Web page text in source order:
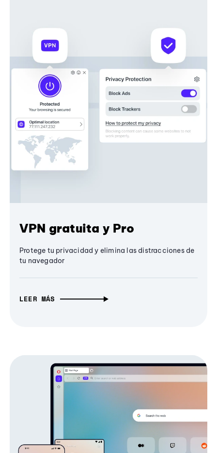
VPN gratuita y Pro
Protege tu privacidad y elimina las distracciones de
tu navegador
LEER MÁS